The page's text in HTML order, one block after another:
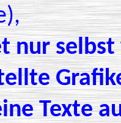
nur
Texte